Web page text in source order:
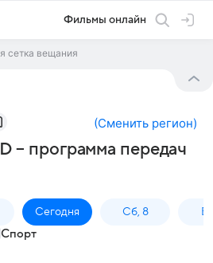
Фильмы онлайн
сетка вещания
(Сменить регион)
– программа передач
Сегодня Сб, 8
Спорт